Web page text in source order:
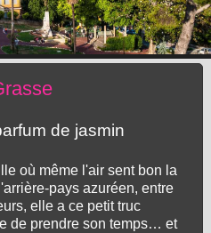
de jasmin
où même l'air sent bon la
pays azuréen, entre
elle a ce petit truc
de prendre son temps… et